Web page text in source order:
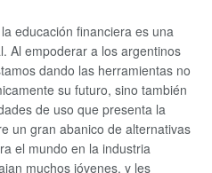
educación financiera es una
Al empoderar a los argentinos
dando las herramientas no
su futuro, sino también
de uso que presenta la
un gran abanico de alternativas
el mundo en la industria
muchos jóvenes, y les